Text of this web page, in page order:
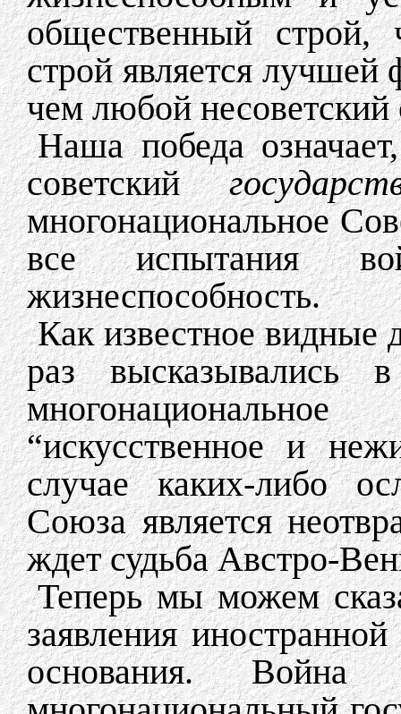
общественный строй,
строй является лучшей
чем любой
Наша победа
советский
многонациональное
все испытания
жизнеспособность.
Как известное видные
раз высказывались
многонациональное
“искусственное и
случае каких-либо
Союза является
ждет судьба Австро-
Теперь мы можем
заявления
основания. Война